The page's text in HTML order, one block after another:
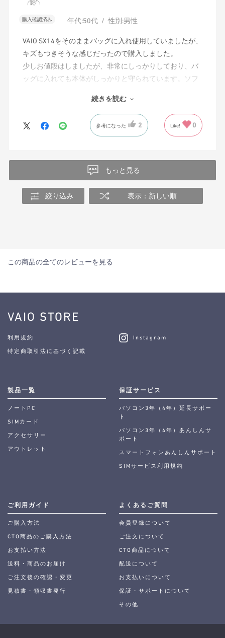
購入確認済み 年代:50代 性別:男性
VAIO SX14をそのままバッグに入れ使用していましたが、
キズもつきそうな感じだったので購入しました。
少しお値段はしましたが、非常にしっかりしており、バ
ッグに入れても本体がしっかりと守られています。ソフ
チラの方が非常にオススメです。
続きを読む
参考になった 2 Like! 0
もっと見る
絞り込み 表示：新しい順
この商品の全てのレビューを見る
VAIO STORE
利用規約
特定商取引法に基づく記載
Instagram
製品一覧
ノートPC
SIMカード
アクセサリー
アウトレット
保証サービス
パソコン3年（4年）延長サポー
ト
パソコン3年（4年）あんしんサ
ポート
スマートフォンあんしんサポート
SIMサービス利用規約
ご利用ガイド
ご購入方法
CTO商品のご購入方法
お支払い方法
送料・商品のお届け
ご注文後の確認・変更
見積書・領収書発行
よくあるご質問
会員登録について
ご注文について
CTO商品について
配送について
お支払いについて
保証・サポートについて
その他